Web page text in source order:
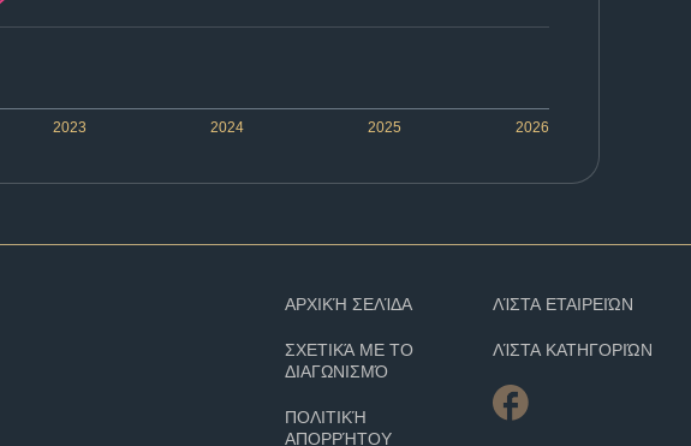
2023 2024 2025 2026
ΑΡΧΙΚΉ ΣΕΛΊΔΑ
ΣΧΕΤΙΚΆ ΜΕ ΤΟ
ΔΙΑΓΩΝΙΣΜΌ
ΠΟΛΙΤΙΚΉ
ΑΠΟΡΡΉΤΟΥ
ΛΊΣΤΑ ΕΤΑΙΡΕΙΏΝ
ΛΊΣΤΑ ΚΑΤΗΓΟΡΙΏΝ